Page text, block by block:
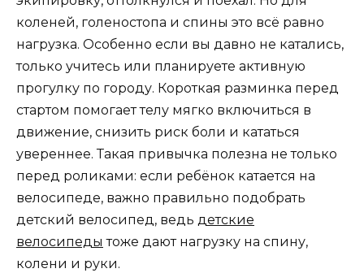
коленей, голеностопа и спины это всё равно
нагрузка. Особенно если вы давно не катались,
только учитесь или планируете активную
прогулку по городу. Короткая разминка перед
стартом помогает телу мягко включиться в
движение, снизить риск боли и кататься
увереннее. Такая привычка полезна не только
перед роликами: если ребёнок катается на
велосипеде, важно правильно подобрать
детский велосипед, ведь детские
велосипеды тоже дают нагрузку на спину,
колени и руки.